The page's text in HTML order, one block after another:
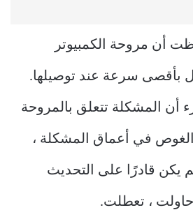
أن مروحة الكمبيوتر
بأقصى سرعة عند توصيلها.
أن المشكلة تتعلق بالمروحة
الغوص في أعماق المشكلة ،
يكن قادرًا على التحديث
حاولت ، تعطلت.